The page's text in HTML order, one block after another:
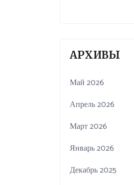
АРХИВЫ
Май 2026
Апрель 2026
Март 2026
Январь 2026
Декабрь 2025